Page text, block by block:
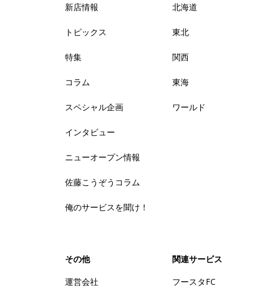
新店情報
トピックス
特集
コラム
スペシャル企画
インタビュー
ニューオープン情報
佐藤こうぞうコラム
俺のサービスを聞け！
北海道
東北
関西
東海
ワールド
その他
運営会社
関連サービス
フースタFC